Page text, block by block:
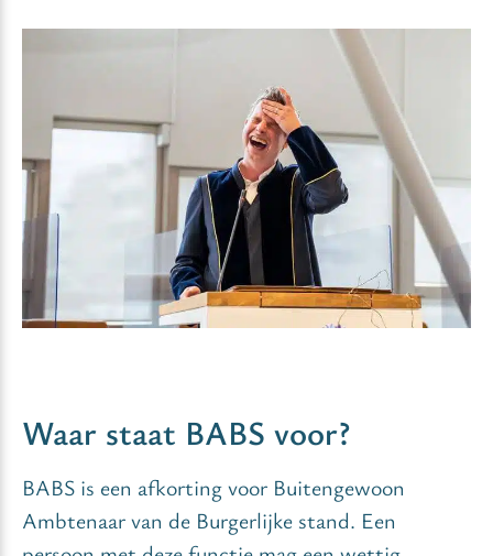
Waar staat BABS voor?
BABS is een afkorting voor Buitengewoon
Ambtenaar van de Burgerlijke stand. Een